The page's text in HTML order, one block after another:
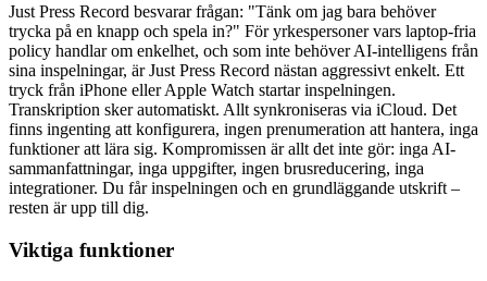
Just Press Record besvarar frågan: "Tänk om jag bara behöver
trycka på en knapp och spela in?" För yrkespersoner vars laptop-fria
policy handlar om enkelhet, och som inte behöver AI-intelligens från
sina inspelningar, är Just Press Record nästan aggressivt enkelt. Ett
tryck från iPhone eller Apple Watch startar inspelningen.
Transkription sker automatiskt. Allt synkroniseras via iCloud. Det
finns ingenting att konfigurera, ingen prenumeration att hantera, inga
funktioner att lära sig. Kompromissen är allt det inte gör: inga AI-
sammanfattningar, inga uppgifter, ingen brusreducering, inga
integrationer. Du får inspelningen och en grundläggande utskrift –
resten är upp till dig.
Viktiga funktioner